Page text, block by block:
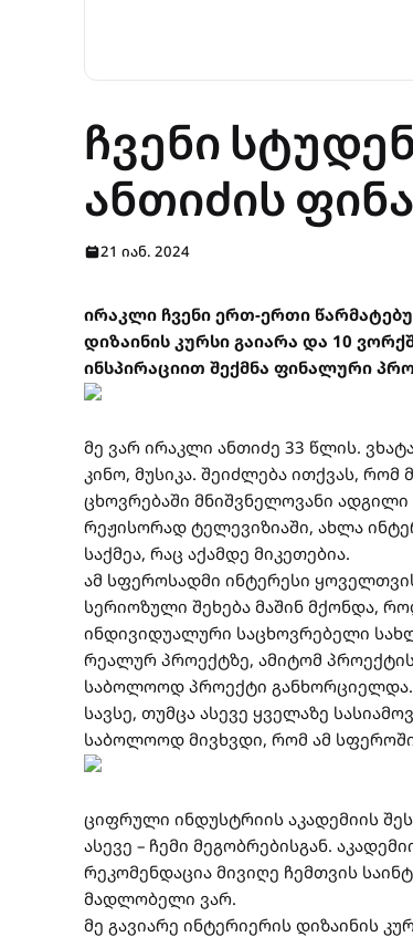
ჩვენი
ანთიძის
21 იან. 2024
ირაკლი ჩვენი ერთ-ერთი
დიზაინის კურსი გაიარა და 10
ინსპირაციით შექმნა ფინალური
მე ვარ ირაკლი ანთიძე 33 წლის.
კინო, მუსიკა. შეიძლება ითქვას,
ცხოვრებაში მნიშვნელოვანი ადგილი
რეჟისორად ტელევიზიაში, ახლა
საქმეა, რაც აქამდე მიკეთებია.
ამ სფეროსადმი ინტერესი
სერიოზული შეხება მაშინ მქონდა,
ინდივიდუალური საცხოვრებელი
რეალურ პროექტზე, ამიტომ
საბოლოოდ პროექტი
სავსე, თუმცა ასევე ყველაზე
საბოლოოდ მივხვდი, რომ ამ
ციფრული ინდუსტრიის აკადემიის
ასევე – ჩემი მეგობრებისგან.
რეკომენდაცია მივიღე ჩემთვის
მადლობელი ვარ.
მე გავიარე ინტერიერის დიზაინის